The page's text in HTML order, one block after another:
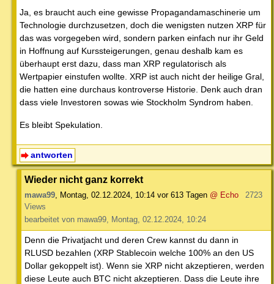
Ja, es braucht auch eine gewisse Propagandamaschinerie um
Technologie durchzusetzen, doch die wenigsten nutzen XRP für
das was vorgegeben wird, sondern parken einfach nur ihr Geld
in Hoffnung auf Kurssteigerungen, genau deshalb kam es
überhaupt erst dazu, dass man XRP regulatorisch als
Wertpapier einstufen wollte. XRP ist auch nicht der heilige Gral,
die hatten eine durchaus kontroverse Historie. Denk auch dran
dass viele Investoren sowas wie Stockholm Syndrom haben.
Es bleibt Spekulation.
antworten
Wieder nicht ganz korrekt
mawa99 Montag, 02.12.2024, 10:14 vor 613 Tagen @ Echo
2723
Views
bearbeitet von mawa99, Montag, 02.12.2024, 10:24
Denn die Privatjacht und deren Crew kannst du dann in
RLUSD bezahlen (XRP Stablecoin welche 100% an den US
Dollar gekoppelt ist). Wenn sie XRP nicht akzeptieren, werden
diese Leute auch BTC nicht akzeptieren. Dass die Leute ihre